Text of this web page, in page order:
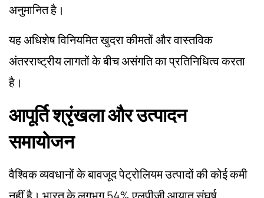
अनुमानित है।
यह अधिशेष विनियमित खुदरा कीमतों और वास्तविक
अंतरराष्ट्रीय लागतों के बीच असंगति का प्रतिनिधित्व करता
है।
आपूर्ति श्रृंखला और उत्पादन
समायोजन
वैश्विक व्यवधानों के बावजूद पेट्रोलियम उत्पादों की कोई कमी
नहीं है। भारत के लगभग 54% एलपीजी आयात संघर्ष